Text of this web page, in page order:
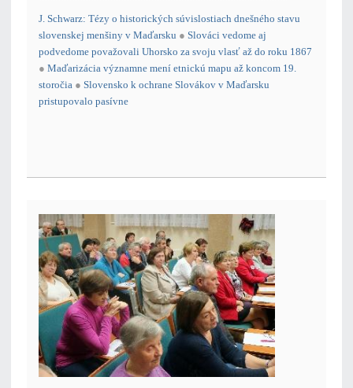
J. Schwarz: Tézy o historických súvislostiach dnešného stavu
slovenskej menšiny v Maďarsku ● Slováci vedome aj
podvedome považovali Uhorsko za svoju vlasť až do roku 1867
● Maďarizácia významne mení etnickú mapu až koncom 19.
storočia ● Slovensko k ochrane Slovákov v Maďarsku
pristupovalo pasívne